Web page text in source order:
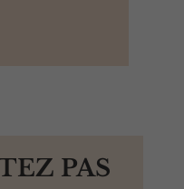
PAS